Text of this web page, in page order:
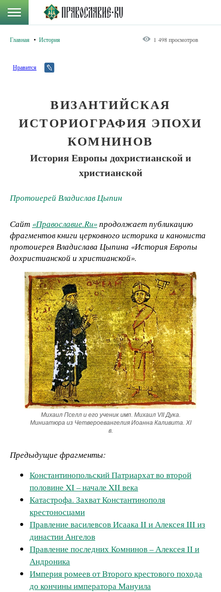
Главная История 1 498 просмотров
Нравится
ВИЗАНТИЙСКАЯ
ИСТОРИОГРАФИЯ ЭПОХИ
КОМНИНОВ
История Европы дохристианской и
христианской
Протоиерей Владислав Цыпин
Сайт «Православие.Ru»продолжает публикацию
фрагментов книги церковного историка и канониста
протоиерея Владислава Цыпина «История Европы
дохристианской и христианской».
Михаил Пселл и его ученик имп. Михаил VII Дука.
Миниатюра из Четвероевангелия Иоанна Каливита. XI
в.
Предыдущие фрагменты:
Константинопольский Патриархат во второй
половине XI – начале XII века
Катастрофа. Захват Константинополя
крестоносцами
Правление василевсов Исаака II и Алексея III из
династии Ангелов
Правление последних Комнинов – Алексея II и
Андроника
Империя ромеев от Второго крестового похода
до кончины императора Мануила